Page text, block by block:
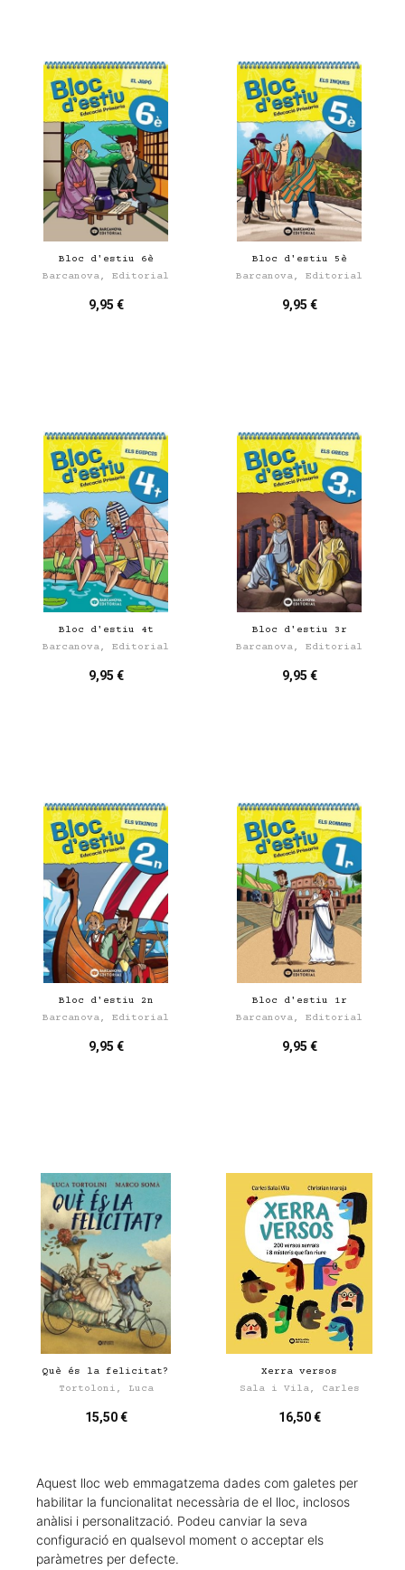
Bloc d'estiu 6è
Barcanova, Editorial
9,95 €
Bloc d'estiu 5è
Barcanova, Editorial
9,95 €
Bloc d'estiu 4t
Barcanova, Editorial
9,95 €
Bloc d'estiu 3r
Barcanova, Editorial
9,95 €
Bloc d'estiu 2n
Barcanova, Editorial
9,95 €
Bloc d'estiu 1r
Barcanova, Editorial
9,95 €
Què és la felicitat?
Tortoloni, Luca
15,50 €
Xerra versos
Sala i Vila, Carles
16,50 €
Aquest lloc web emmagatzema dades com galetes per
habilitar la funcionalitat necessària de el lloc, inclosos
anàlisi i personalització. Podeu canviar la seva
configuració en qualsevol moment o acceptar els
paràmetres per defecte.